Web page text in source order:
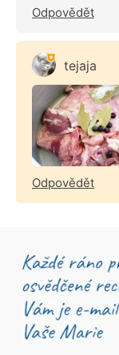
Odpovědět
tejaja
Odpovědět